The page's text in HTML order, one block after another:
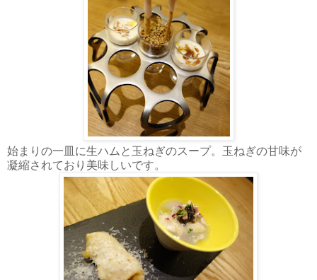
始まりの一皿に生ハムと玉ねぎのスープ。玉ねぎの甘味が
凝縮されており美味しいです。